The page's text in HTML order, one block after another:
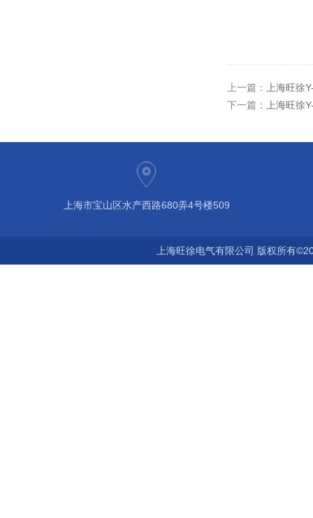
上一篇：
上海旺徐
下一篇：
上海旺徐
上海市宝山区水产西路680弄4号楼509
上海旺徐电气有限公司 版权所有